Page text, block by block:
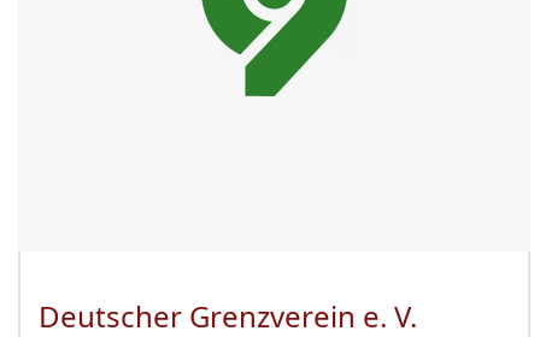
Deutscher Grenzverein e. V.